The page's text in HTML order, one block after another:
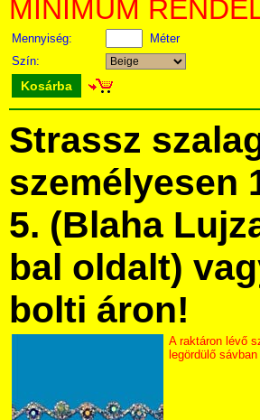
MINIMUM
Mennyiség:
Méter
Szín:
Kosárba
Strassz
személyesen
5. (Blaha
bal oldalt)
bolti áron!
A raktáron lévő
legördülő